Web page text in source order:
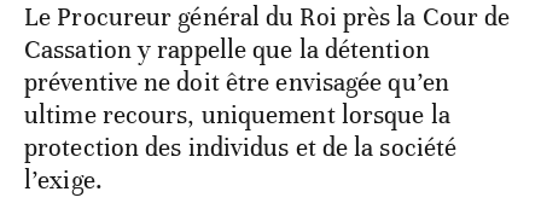
Le Procureur général du Roi près la Cour de
Cassation y rappelle que la détention
préventive ne doit être envisagée qu’en
ultime recours, uniquement lorsque la
protection des individus et de la société
l’exige.